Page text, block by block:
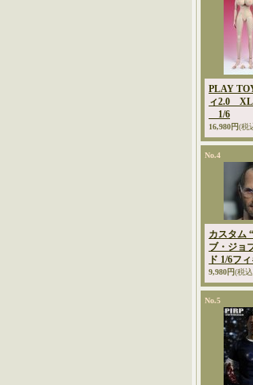
PLAY
ィ2.0
1/6
16,980円(税
No.4
カスタム
ブ・ジョ
ド 1/6フ
9,980円(税
No.5